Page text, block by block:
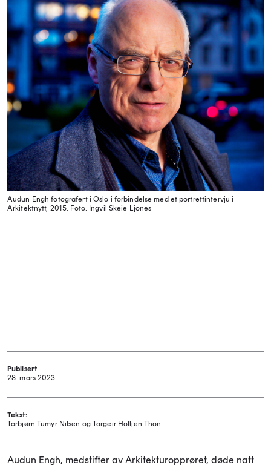
Audun Engh fotografert i Oslo i forbindelse med et portrettintervju i
Arkitektnytt, 2015. Foto: Ingvil Skeie Ljones
Publisert
28. mars 2023
Tekst:
Torbjørn Tumyr Nilsen og Torgeir Holljen Thon
Audun Engh, medstifter av Arkitekturopprøret, døde natt